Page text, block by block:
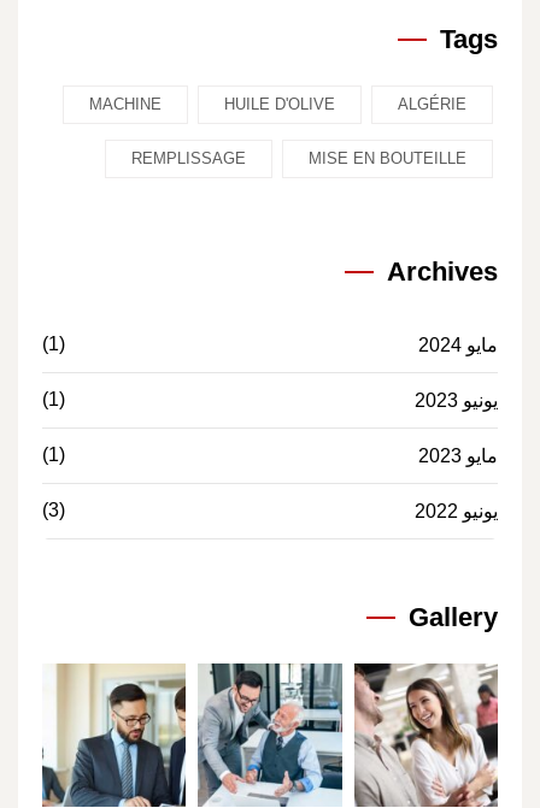
Tags
ALGÉRIE
HUILE D'OLIVE
MACHINE
MISE EN BOUTEILLE
REMPLISSAGE
Archives
مايو 2024 (1)
يونيو 2023 (1)
مايو 2023 (1)
يونيو 2022 (3)
Gallery